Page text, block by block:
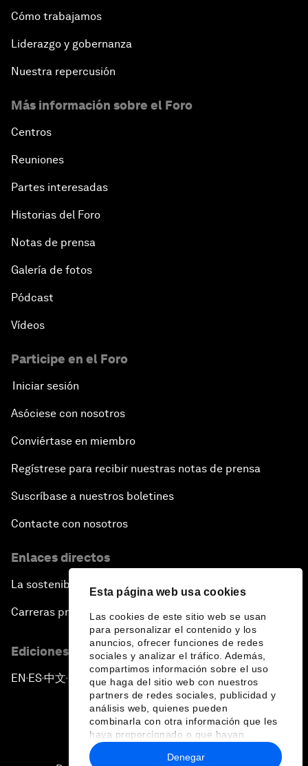
Esta página web usa cookies
Las cookies de este sitio web se usan
para personalizar el contenido y los
anuncios, ofrecer funciones de redes
sociales y analizar el tráfico. Además,
compartimos información sobre el uso
que haga del sitio web con nuestros
partners de redes sociales, publicidad y
análisis web, quienes pueden
combinarla con otra información que les
haya proporcionado o que hayan
recopilado a partir del uso que haya
hecho de sus servicios.
Denegar
Cómo trabajamos
Liderazgo y gobernanza
Nuestra repercusión
Más información sobre el Foro
Centros
Reuniones
Partes interesadas
Historias del Foro
Notas de prensa
Galería de fotos
Pódcast
Vídeos
Participe en el Foro
Iniciar sesión
Asóciese con nosotros
Conviértase en miembro
Regístrese para recibir nuestras notas de prensa
Suscríbase a nuestros boletines
Contacte con nosotros
Enlaces directos
La sostenibilidad en el Foro
Carreras profesionales
Ediciones en otros idiomas
EN ▪ES▪中文▪ 日本語